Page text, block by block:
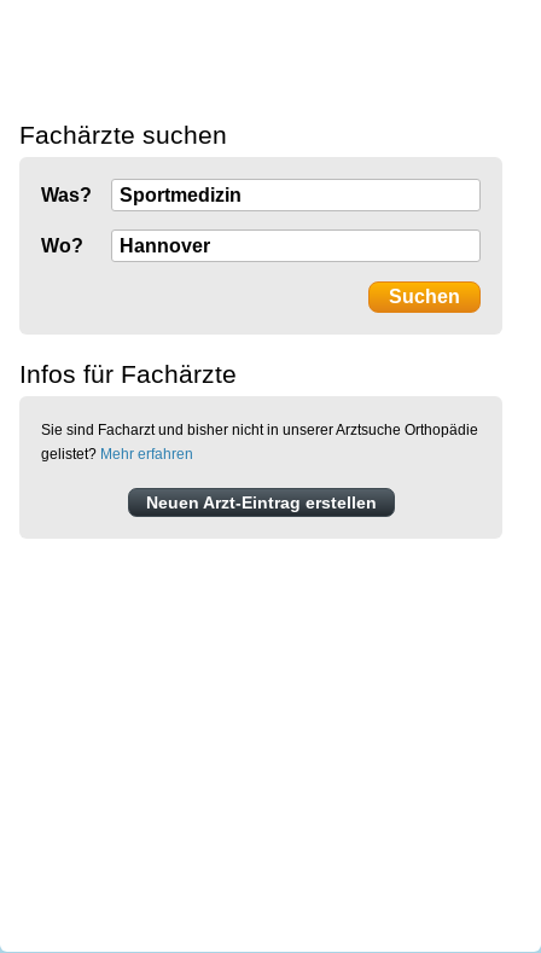
Fachärzte suchen
Was?
Wo?
Infos für Fachärzte
Sie sind Facharzt und bisher nicht in unserer Arztsuche Orthopädie
gelistet? Mehr erfahren
Neuen Arzt-Eintrag erstellen